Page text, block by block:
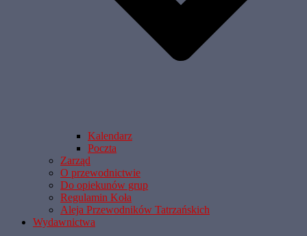
Kalendarz
Poczta
Zarząd
O przewodnictwie
Do opiekunów grup
Regulamin Koła
Aleja Przewodników Tatrzańskich
Wydawnictwa